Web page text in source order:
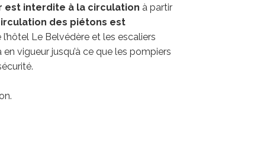
est interdite à la circulation à partir
des piétons est
l’hôtel Le Belvédère et les escaliers
vigueur jusqu’à ce que les pompiers